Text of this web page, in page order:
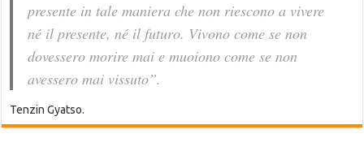
presente in tale maniera che non riescono a vivere
né il presente, né il futuro. Vivono come se non
dovessero morire mai e muoiono come se non
avessero mai vissuto”.
Tenzin Gyatso.